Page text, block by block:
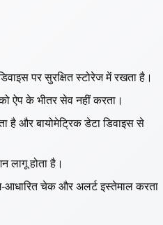
पर सुरक्षित स्टोरेज में रखता है।
ऐप के भीतर सेव नहीं करता।
है और बायोमेट्रिक डेटा डिवाइस से
लागू होता है।
आधारित चेक और अलर्ट इस्तेमाल करता